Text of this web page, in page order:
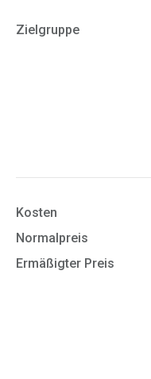
Zielgruppe
Kosten
Normalpreis
Ermäßigter Preis